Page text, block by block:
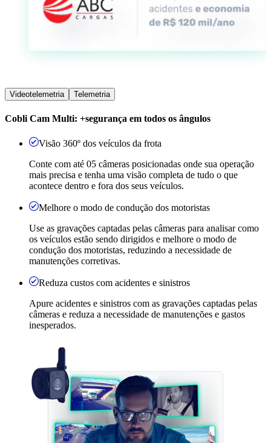
Videotelemetria Telemetria
Cobli Cam Multi: +segurança em todos os ângulos
Visão 360º dos veículos da frota
Conte com até 05 câmeras posicionadas onde sua operação
mais precisa e tenha uma visão completa de tudo o que
acontece dentro e fora dos seus veículos.
Melhore o modo de condução dos motoristas
Use as gravações captadas pelas câmeras para analisar como
os veículos estão sendo dirigidos e melhore o modo de
condução dos motoristas, reduzindo a necessidade de
manutenções corretivas.
Reduza custos com acidentes e sinistros
Apure acidentes e sinistros com as gravações captadas pelas
câmeras e reduza a necessidade de manutenções e gastos
inesperados.